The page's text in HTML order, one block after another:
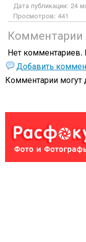
Дата публикации: 24
Просмотров: 441
Комментарии
Нет
Добавить
Комментарии могут